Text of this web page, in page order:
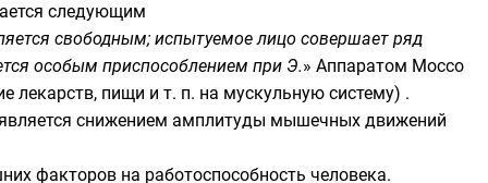
следующим
свободным; испытуемое лицо совершает ряд
особым приспособлением при Э.» Аппаратом Моссо
лекарств, пищи и т. п. на мускульную систему) .
снижением амплитуды мышечных движений
факторов на работоспособность человека.